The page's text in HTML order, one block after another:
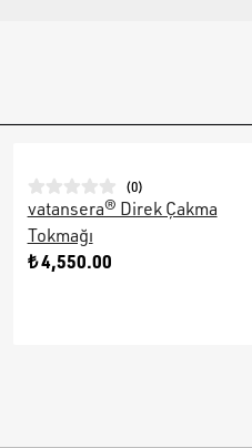
(0)
vatansera® Direk Çakma
Tokmağı
₺ 4,550.00